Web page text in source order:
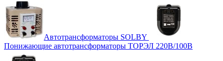
Автотрансформаторы SOLBY
Понижающие автотрансформаторы ТОРЭЛ 220В/100В